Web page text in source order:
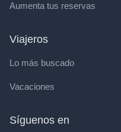
Aumenta tus reservas
Viajeros
Lo más buscado
Vacaciones
Síguenos en